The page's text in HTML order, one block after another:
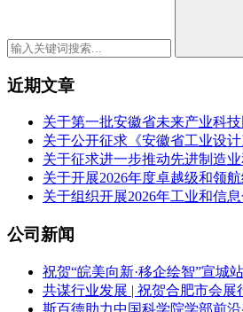
近期文章
关于第一批安徽省未来产业科
关于公开征求《安徽省工业设
关于征求进一步推动先进制造
关于开展2026年度卓越级和领
关于组织开展2026年工业和信
公司新闻
祝贺“皖美向新·移企绘智”宣城
共谋行业发展 | 祝贺合肥市会
斯百德助力中国科学院学部前